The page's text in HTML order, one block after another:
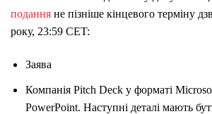
подання не пізніше кінцевого терміну
року, 23:59 CET:
Заява
Компанія Pitch Deck у форматі
PowerPoint. Наступні деталі мають